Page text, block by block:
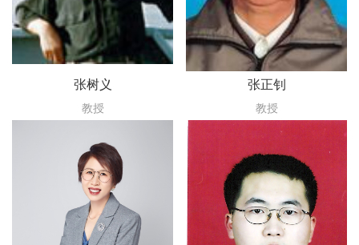
张树义
教授
张正钊
教授